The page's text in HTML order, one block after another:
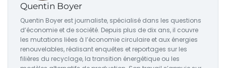
Quentin Boyer
Quentin Boyer est journaliste, spécialisé dans les questions
d’économie et de société. Depuis plus de dix ans, il couvre
les mutations liées à l’économie circulaire et aux énergies
renouvelables, réalisant enquêtes et reportages sur les
filières du recyclage, la transition énergétique ou les